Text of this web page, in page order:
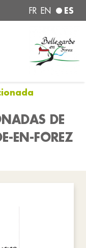
FR EN ES
DE
EN-FOREZ